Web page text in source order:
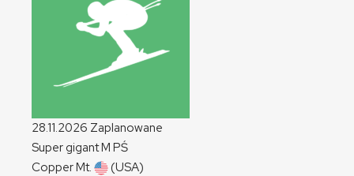
28.11.2026 Zaplanowane
Super gigantM PŚ
Copper Mt.
(USA)